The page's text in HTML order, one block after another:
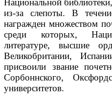
Национальной
из-за слепоты. В
награжден множеством
среди которых,
литературе, высшие
Великобритании,
присвоили звание
Сорбоннского,
университетов.